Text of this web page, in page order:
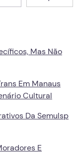
Mas Não
Em Manaus
Cultural
Da Semulsp
E